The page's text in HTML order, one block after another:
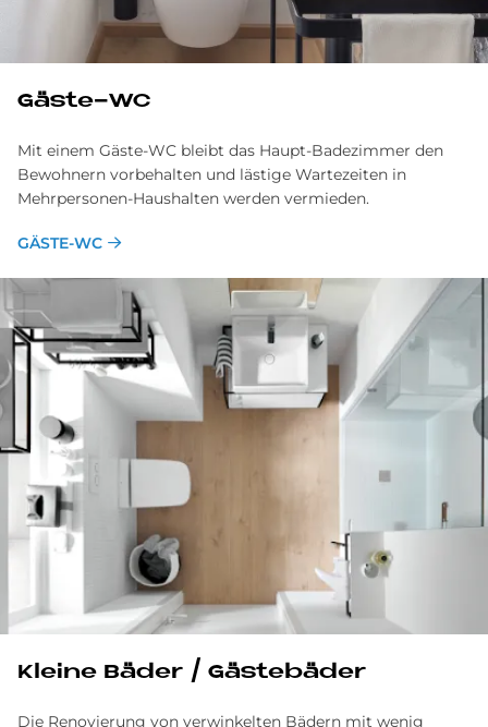
Gä­ste-WC
Mit einem Gäste-WC bleibt das Haupt-Badezimmer den
Bewohnern vorbehalten und lästige Wartezeiten in
Mehrpersonen-Haushalten werden vermieden.
GÄSTE-WC
Klei­ne Bä­der / Gä­ste­bä­der
Die Renovierung von verwinkelten Bädern mit wenig